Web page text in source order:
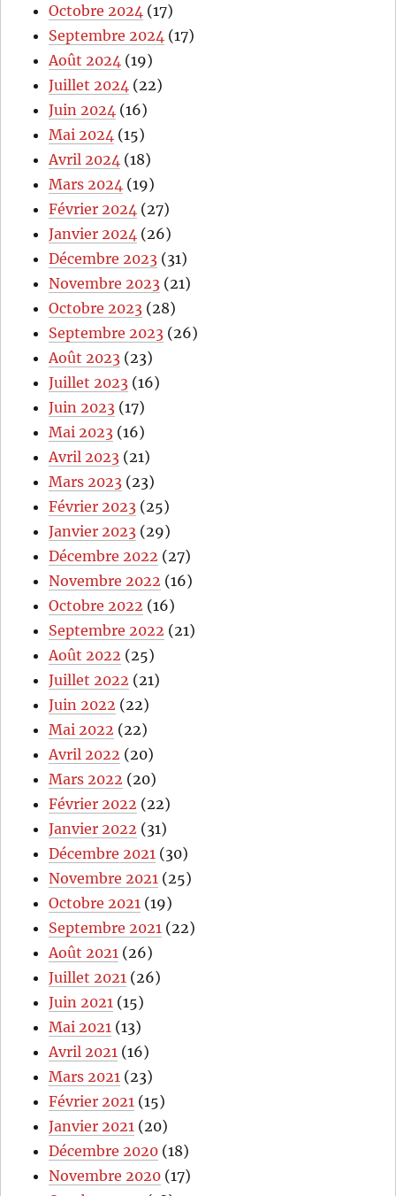
Octobre 2024 (17)
Septembre 2024 (17)
Août 2024 (19)
Juillet 2024 (22)
Juin 2024 (16)
Mai 2024 (15)
Avril 2024 (18)
Mars 2024 (19)
Février 2024 (27)
Janvier 2024 (26)
Décembre 2023 (31)
Novembre 2023 (21)
Octobre 2023 (28)
Septembre 2023 (26)
Août 2023 (23)
Juillet 2023 (16)
Juin 2023 (17)
Mai 2023 (16)
Avril 2023 (21)
Mars 2023 (23)
Février 2023 (25)
Janvier 2023 (29)
Décembre 2022 (27)
Novembre 2022 (16)
Octobre 2022 (16)
Septembre 2022 (21)
Août 2022 (25)
Juillet 2022 (21)
Juin 2022 (22)
Mai 2022 (22)
Avril 2022 (20)
Mars 2022 (20)
Février 2022 (22)
Janvier 2022 (31)
Décembre 2021 (30)
Novembre 2021 (25)
Octobre 2021 (19)
Septembre 2021 (22)
Août 2021 (26)
Juillet 2021 (26)
Juin 2021 (15)
Mai 2021 (13)
Avril 2021 (16)
Mars 2021 (23)
Février 2021 (15)
Janvier 2021 (20)
Décembre 2020 (18)
Novembre 2020 (17)